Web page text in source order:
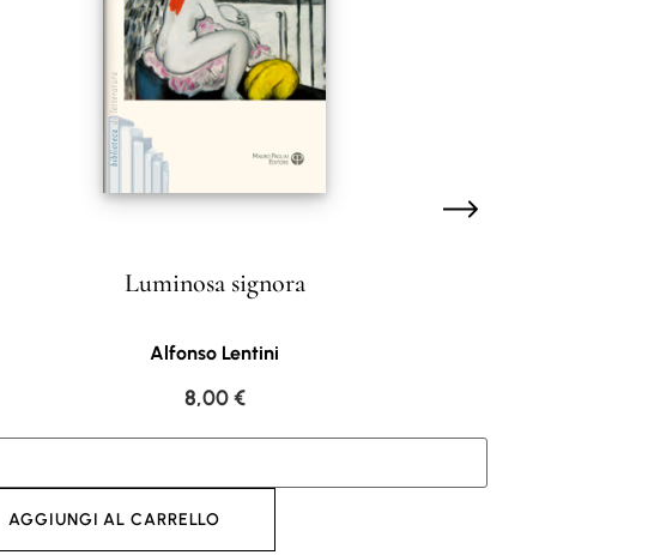
Luminosa signora
Alfonso Lentini
8,00€
AGGIUNGI AL CARRELLO